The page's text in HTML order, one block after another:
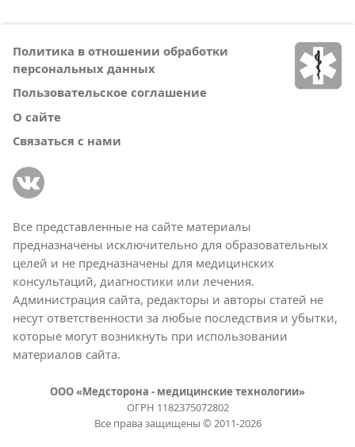
Политика в отношении обработки
персональных данных
Пользовательское соглашение
О сайте
Связаться с нами
Все представленные на сайте материалы
предназначены исключительно для образовательных
целей и не предназначены для медицинских
консультаций, диагностики или лечения.
Администрация сайта, редакторы и авторы статей не
несут ответственности за любые последствия и убытки,
которые могут возникнуть при использовании
материалов сайта.
ООО «Медсторона - медицинские технологии»
ОГРН 1182375072802
Все права защищены © 2011-2026